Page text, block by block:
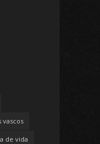
vascos
de vida